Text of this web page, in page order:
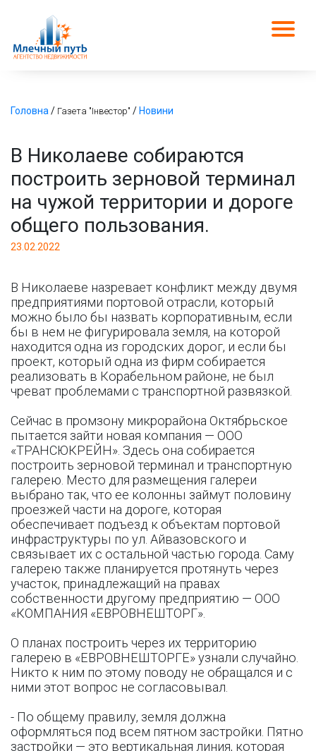
Головна / Газета "Інвестор" / Новини
В Николаеве собираются
построить зерновой терминал
на чужой территории и дороге
общего пользования.
23.02.2022
В Николаеве назревает конфликт между двумя
предприятиями портовой отрасли, который
можно было бы назвать корпоративным, если
бы в нем не фигурировала земля, на которой
находится одна из городских дорог, и если бы
проект, который одна из фирм собирается
реализовать в Корабельном районе, не был
чреват проблемами с транспортной развязкой.
Сейчас в промзону микрорайона Октябрьское
пытается зайти новая компания — ООО
«ТРАНСЮКРЕЙН». Здесь она собирается
построить зерновой терминал и транспортную
галерею. Место для размещения галереи
выбрано так, что ее колонны займут половину
проезжей части на дороге, которая
обеспечивает подъезд к объектам портовой
инфраструктуры по ул. Айвазовского и
связывает их с остальной частью города. Саму
галерею также планируется протянуть через
участок, принадлежащий на правах
собственности другому предприятию — ООО
«КОМПАНИЯ «ЕВРОВНЕШТОРГ».
О планах построить через их территорию
галерею в «ЕВРОВНЕШТОРГЕ» узнали случайно.
Никто к ним по этому поводу не обращался и с
ними этот вопрос не согласовывал.
- По общему правилу, земля должна
оформляться под всем пятном застройки. Пятно
застройки — это вертикальная линия, которая